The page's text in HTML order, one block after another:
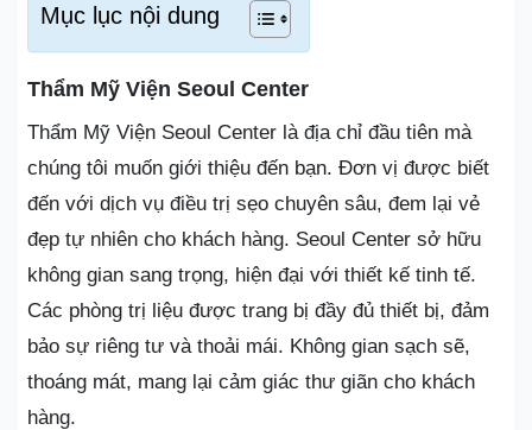
Mục lục nội dung
Thẩm Mỹ Viện Seoul Center
Thẩm Mỹ Viện Seoul Center là địa chỉ đầu tiên mà
chúng tôi muốn giới thiệu đến bạn. Đơn vị được biết
đến với dịch vụ điều trị sẹo chuyên sâu, đem lại vẻ
đẹp tự nhiên cho khách hàng. Seoul Center sở hữu
không gian sang trọng, hiện đại với thiết kế tinh tế.
Các phòng trị liệu được trang bị đầy đủ thiết bị, đảm
bảo sự riêng tư và thoải mái. Không gian sạch sẽ,
thoáng mát, mang lại cảm giác thư giãn cho khách
hàng.